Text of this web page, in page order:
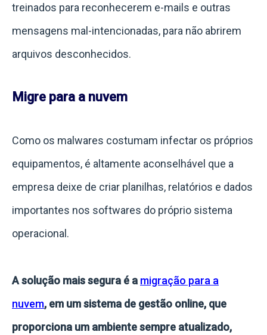
treinados para reconhecerem e-mails e outras
mensagens mal-intencionadas, para não abrirem
arquivos desconhecidos.
Migre para a nuvem
Como os malwares costumam infectar os próprios
equipamentos, é altamente aconselhável que a
empresa deixe de criar planilhas, relatórios e dados
importantes nos softwares do próprio sistema
operacional.
A solução mais segura é a migração para a
nuvem, em um sistema de gestão online, que
proporciona um ambiente sempre atualizado,